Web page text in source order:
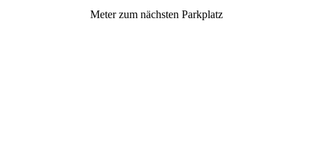
Meter zum nächsten Parkplatz